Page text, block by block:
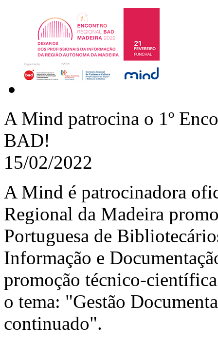
A Mind patrocina o 1º
BAD!
15/02/2022
A Mind é patrocinadora
Regional da Madeira
Portuguesa de
Informação e
promoção técnico-
o tema: "Gestão
continuado".